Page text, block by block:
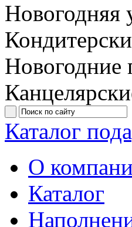
Новогодняя
Новогодние
Каталог
О
Каталог